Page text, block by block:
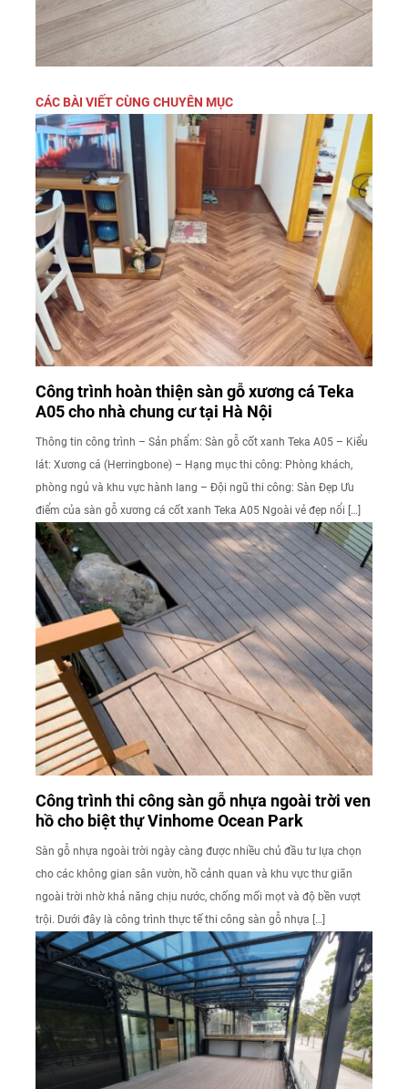
CÁC BÀI VIẾT CÙNG CHUYÊN MỤC
Công trình hoàn thiện sàn gỗ xương cá Teka
A05 cho nhà chung cư tại Hà Nội
Thông tin công trình – Sản phẩm: Sàn gỗ cốt xanh Teka A05 – Kiểu
lát: Xương cá (Herringbone) – Hạng mục thi công: Phòng khách,
phòng ngủ và khu vực hành lang – Đội ngũ thi công: Sàn Đẹp Ưu
điểm của sàn gỗ xương cá cốt xanh Teka A05 Ngoài vẻ đẹp nổi […]
Công trình thi công sàn gỗ nhựa ngoài trời ven
hồ cho biệt thự Vinhome Ocean Park
Sàn gỗ nhựa ngoài trời ngày càng được nhiều chủ đầu tư lựa chọn
cho các không gian sân vườn, hồ cảnh quan và khu vực thư giãn
ngoài trời nhờ khả năng chịu nước, chống mối mọt và độ bền vượt
trội. Dưới đây là công trình thực tế thi công sàn gỗ nhựa […]